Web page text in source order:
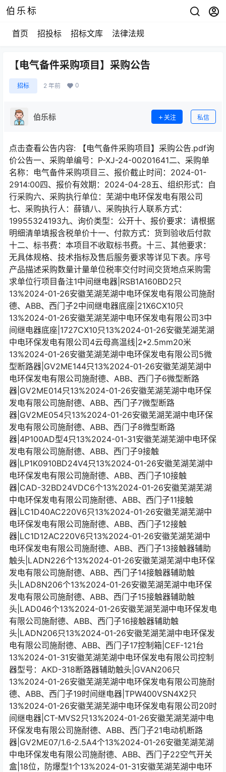
伯乐标
首页 招投标 招标文库 法律法规
【电气备件采购项目】采购公告
招标 2 年前 0
伯乐标 关注 私信
点击查看公告内容: 【电气备件采购项目】采购公告.pdf询
价公告一、采购单编号：P-XJ-24-00201641二、采购单
名称：电气备件采购项目三、报价截止时间：2024-01-
2914:00四、报价有效期：2024-04-28五、组织形式：自
行采购六、采购执行单位：芜湖中电环保发电有限公司
七、采购执行人：薛镇八、采购执行人联系方式：
19955324193九、询价类型：公开十、报价要求：请根据
明细清单填报含税单价十一、付款方式：货到验收后付款
十二、标书费：本项目不收取标书费。十三、其他要求：
无具体规格、技术指标及售后服务要求等详见下表。序号
产品描述采购数量计量单位税率交付时间交货地点采购需
求单位行项目备注1中间继电器|RSB1A160BD2只
13%2024-01-26安徽芜湖芜湖中电环保发电有限公司施耐
德、ABB、西门子2中间继电器底座|21X6CX10只
13%2024-01-26安徽芜湖芜湖中电环保发电有限公司3中
间继电器底座|1727CX10只13%2024-01-26安徽芜湖芜湖
中电环保发电有限公司4云母高温线|2*2.5mm20米
13%2024-01-26安徽芜湖芜湖中电环保发电有限公司5微
型断路器|GV2ME144只13%2024-01-26安徽芜湖芜湖中
电环保发电有限公司施耐德、ABB、西门子6微型断路
器|GV2ME014只13%2024-01-26安徽芜湖芜湖中电环保
发电有限公司施耐德、ABB、西门子7微型断路
器|GV2ME054只13%2024-01-26安徽芜湖芜湖中电环保
发电有限公司施耐德、ABB、西门子8微型断路
器|4P100AD型4只13%2024-01-31安徽芜湖芜湖中电环保
发电有限公司施耐德、ABB、西门子9接触
器|LP1K0910BD24V4只13%2024-01-26安徽芜湖芜湖中
电环保发电有限公司施耐德、ABB、西门子10接触
器|CAD-32BD24VDC6个13%2024-01-26安徽芜湖芜湖
中电环保发电有限公司施耐德、ABB、西门子11接触
器|LC1D40AC220V6只13%2024-01-26安徽芜湖芜湖中
电环保发电有限公司施耐德、ABB、西门子12接触
器|LC1D12AC220V6只13%2024-01-26安徽芜湖芜湖中
电环保发电有限公司施耐德、ABB、西门子13接触器辅助
触头|LADN226个13%2024-01-26安徽芜湖芜湖中电环保
发电有限公司施耐德、ABB、西门子14接触器辅助触
头|LAD8N206个13%2024-01-26安徽芜湖芜湖中电环保
发电有限公司施耐德、ABB、西门子15接触器辅助触
头|LAD046个13%2024-01-26安徽芜湖芜湖中电环保发电
有限公司施耐德、ABB、西门子16接触器辅助触
头|LADN206只13%2024-01-26安徽芜湖芜湖中电环保发
电有限公司施耐德、ABB、西门子17控制箱|CEF-121台
13%2024-01-31安徽芜湖芜湖中电环保发电有限公司控制
器型号：AKD-318断路器辅助触头|GVAN206只
13%2024-01-26安徽芜湖芜湖中电环保发电有限公司施耐
德、ABB、西门子19时间继电器|TPW400VSN4X2只
13%2024-01-26安徽芜湖芜湖中电环保发电有限公司20时
间继电器|CT-MVS2只13%2024-01-26安徽芜湖芜湖中电
环保发电有限公司施耐德、ABB、西门子21电动机断路
器|GV2ME07/1.6-2.5A4个13%2024-01-26安徽芜湖芜湖
中电环保发电有限公司施耐德、ABB、西门子22空气开关
盒|18位，防爆型1个13%2024-01-31安徽芜湖芜湖中电环